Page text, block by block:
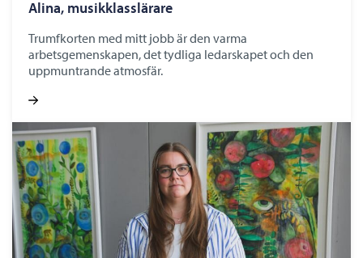
Alina, musikklasslärare
Trumfkorten med mitt jobb är den varma
arbetsgemenskapen, det tydliga ledarskapet och den
uppmuntrande atmosfär.